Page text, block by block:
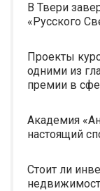
В Твери
«Русского
Проекты
одними из
премии в
Академия
настоящий
Стоит ли